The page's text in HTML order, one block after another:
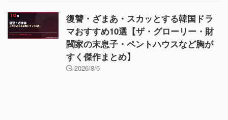
復讐・ざまあ・スカッとする韓国ドラ
マおすすめ10選【ザ・グローリー・財
閥家の末息子・ペントハウスなど胸が
すく傑作まとめ】
2026/8/6